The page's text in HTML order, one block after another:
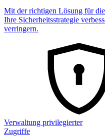
Mit der richtigen Lösung für
Ihre Sicherheitsstrategie
verringern.
Verwaltung privilegierter
Zugriffe